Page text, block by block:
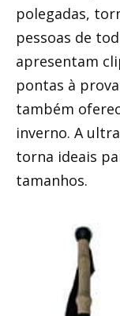
polegadas,
pessoas de
apresentam
pontas à
também
inverno. A
torna ideais
tamanhos.